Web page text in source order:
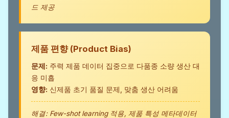
드 제공
제품 편향 (Product Bias)
문제: 주력 제품 데이터 집중으로 다품종 소량 생산 대
응 미흡
영향: 신제품 초기 품질 문제, 맞춤 생산 어려움
해결: Few-shot learning 적용, 제품 특성 메타데이터